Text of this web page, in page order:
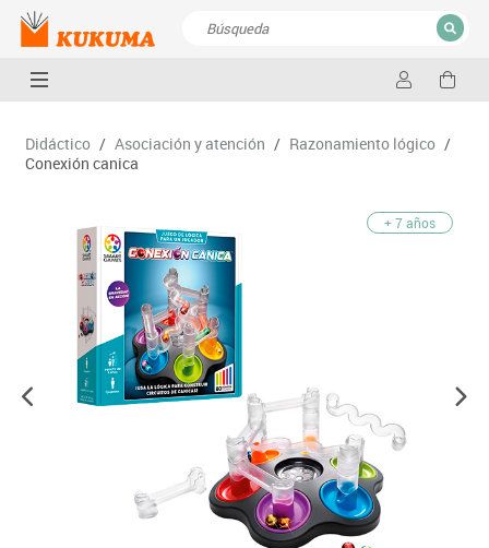
CERRAR
Didáctico / Asociación y atención / Razonamiento lógico /
Conexión canica
+ 7 años